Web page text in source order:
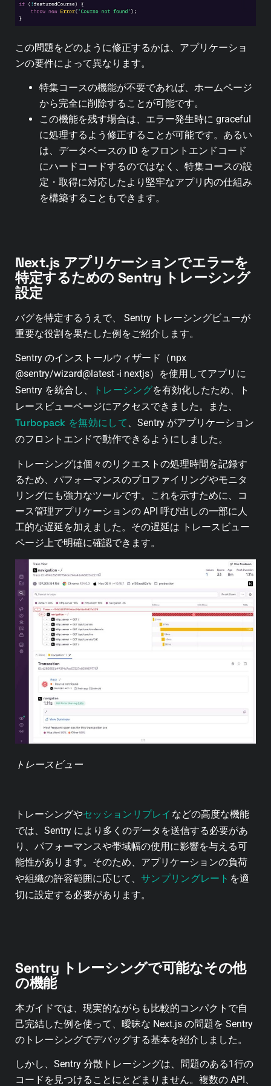
この問題をどのように修正するかは、アプリケーショ
ンの要件によって異なります。
特集コースの機能が不要であれば、ホームページ
から完全に削除することが可能です。
この機能を残す場合は、エラー発生時に graceful
に処理するよう修正することが可能です。あるい
は、データベースの ID をフロントエンドコード
にハードコードするのではなく、特集コースの設
定・取得に対応したより堅牢なアプリ内の仕組み
を構築することもできます。
Next.js アプリケーションでエラーを
特定するための Sentry トレーシング
設定
バグを特定するうえで、 Sentry トレーシングビューが
重要な役割を果たした例をご紹介します。
Sentry のインストールウィザード（npx
@sentry/wizard@latest -i nextjs）を使用してアプリに
Sentry を統合し、
トレーシングを有効化したため、ト
レースビューページにアクセスできました。また、
Turbopack を無効にして 、Sentry がアプリケーション
のフロントエンドで動作できるようにしました。
トレーシングは個々のリクエストの処理時間を記録す
るため、パフォーマンスのプロファイリングやモニタ
リングにも強力なツールです。これを示すために、コ
ース管理アプリケーションの API 呼び出しの一部に人
工的な遅延を加えました。その遅延は トレースビュー
ページ上で明確に確認できます。
トレースビュー
トレーシングやセッションリプレイ などの高度な機能
では、Sentry により多くのデータを送信する必要があ
り、パフォーマンスや帯域幅の使用に影響を与える可
能性があります。そのため、アプリケーションの負荷
や組織の許容範囲に応じて、 サンプリングレート を適
切に設定する必要があります。
Sentry トレーシングで可能なその他
の機能
本ガイドでは、現実的ながらも比較的コンパクトで自
己完結した例を使って、曖昧な Next.js の問題を Sentry
のトレーシングでデバッグする基本を紹介しました。
しかし、Sentry 分散トレーシングは、問題のある1行の
コードを見つけることにとどまりません。複数の API、